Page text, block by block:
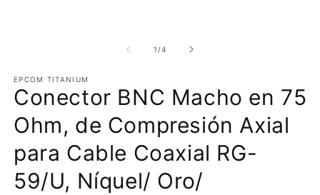
una
ventana
modal
1 /de
4
EPCOM TITANIUM
Conector BNC Macho en 75
Ohm, de Compresión Axial
para Cable Coaxial RG-
59/U, Níquel/ Oro/